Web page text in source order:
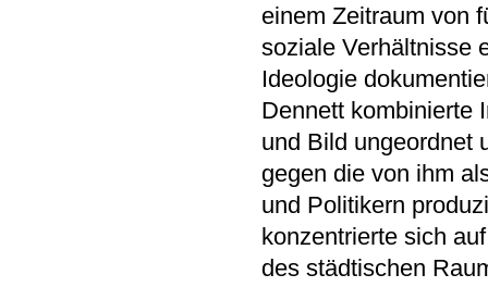
einem Zeitraum von
soziale Verhältnisse
Ideologie
Dennett kombinierte
und Bild ungeordnet
gegen die von ihm
und Politikern
konzentrierte sich
des städtischen